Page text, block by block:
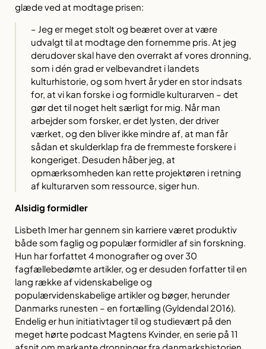
glæde ved at modtage prisen:
– Jeg er meget stolt og beæret over at være
udvalgt til at modtage den fornemme pris. At jeg
derudover skal have den overrakt af vores dronning,
som i dén grad er velbevandret i landets
kulturhistorie, og som hvert år yder en stor indsats
for, at vi kan forske i og formidle kulturarven – det
gør det til noget helt særligt for mig. Når man
arbejder som forsker, er det lysten, der driver
værket, og den bliver ikke mindre af, at man får
sådan et skulderklap fra de fremmeste forskere i
kongeriget. Desuden håber jeg, at
opmærksomheden kan rette projektøren i retning
af kulturarven som ressource, siger hun.
Alsidig formidler
Lisbeth Imer har gennem sin karriere været produktiv
både som faglig og populær formidler af sin forskning.
Hun har forfattet 4 monografier og over 30
fagfællebedømte artikler, og er desuden forfatter til en
lang række af videnskabelige og
populærvidenskabelige artikler og bøger, herunder
Danmarks runesten – en fortælling (Gyldendal 2016).
Endelig er hun initiativtager til og studievært på den
meget hørte podcast Magtens Kvinder, en serie på 11